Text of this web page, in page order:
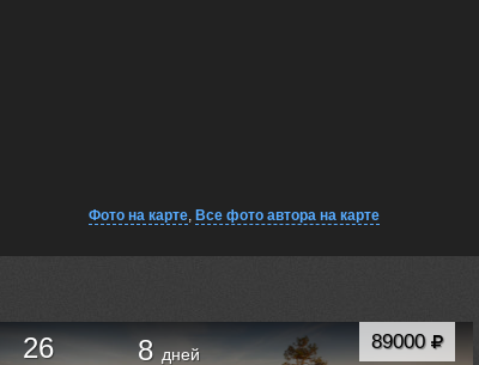
Фото на карте, Все фото автора на карте
89000
26 8дней